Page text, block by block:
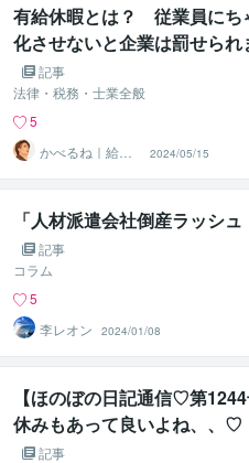
有給休暇とは？ 従業員にち
化させないと企業は罰せられ
記事
法律・税務・士業全般
5
かべるね｜給与
計算代行（相談
可・安心）
2024/05/15
「人材派遣会社倒産ラッシュ
記事
コラム
5
李レオン
2024/01/08
【ほのぼの日記通信♡第
休みもあって良いよね、、♡
記事